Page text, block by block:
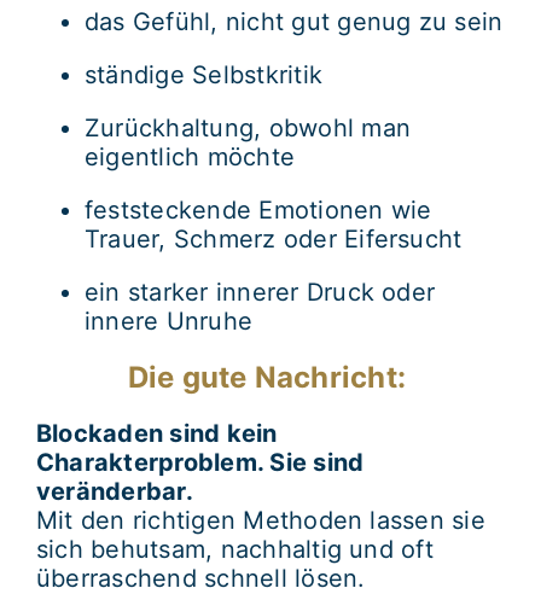
das Gefühl, nicht gut genug zu sein
ständige Selbstkritik
Zurückhaltung, obwohl man
eigentlich möchte
feststeckende Emotionen wie
Trauer, Schmerz oder Eifersucht
ein starker innerer Druck oder
innere Unruhe
Die gute Nachricht:
Blockaden sind kein
Charakterproblem. Sie sind
veränderbar.
Mit den richtigen Methoden lassen sie
sich behutsam, nachhaltig und oft
überraschend schnell lösen.